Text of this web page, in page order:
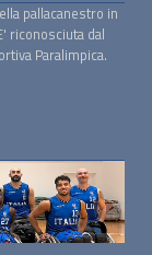
pallacanestro in
riconosciuta dal
Paralimpica.